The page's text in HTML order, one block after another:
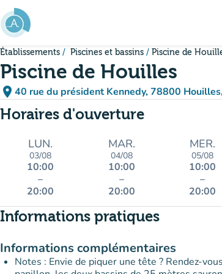
Aller au contenu principal
Établissements Piscines et bassins Piscine de
Piscine de Houilles
place 40 rue du président Kennedy, 78800
(ouvrir dans Google
(nouvel onglet)
Horaires d'ouverture
LUN.
03/08
10:00
–
20:00
MAR.
04/08
10:00
–
20:00
MER.
05/08
10:00
–
20:00
Informations pratiques
Informations complémentaires
Notes : Envie de piquer une tête ? Rendez-